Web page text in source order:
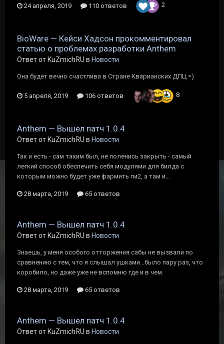
24 апреля, 2019 110 ответов 2
BioWare — Кейси Хадсон прокомментировал
статью о проблемах разработки Anthem
Ответ от KuZmichRU в Новости
Она будет вечно счастлива в Стране Кварианских ДЛЦ =)
5 апреля, 2019 106 ответов 8
Anthem — Вышел патч 1.0.4
Ответ от KuZmichRU в Новости
Так и есть - сам таким был, не поленись закрыть - самый
легкий способ обеспечить себя модулями для билда с
которым можно будет уже фармить гм2, а там и...
28 марта, 2019 65 ответов
Anthem — Вышел патч 1.0.4
Ответ от KuZmichRU в Новости
Знаешь, у меня особого отторжения сабы не вызвали по
сравнению с тем, что я слышал ушками...было пару раз, что
коробило, но даже уже не вспомню где и в чем.
28 марта, 2019 65 ответов
Anthem — Вышел патч 1.0.4
Ответ от KuZmichRU в Новости